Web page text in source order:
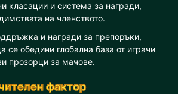
класации и система за награди,
на членството.
и награди за препоръки,
се обедини глобална база от играчи
прозорци за мачове.
фактор